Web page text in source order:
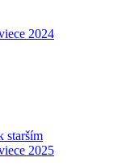
2024
starším
2025